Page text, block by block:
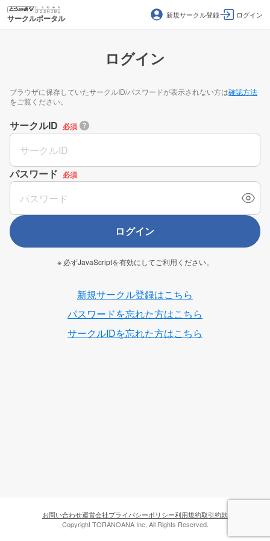
サークルポータル 新規サークル登録 ログイン
ログイン
ブラウザに保存していたサークルID/パスワードが表示されない方は確認方法
をご覧ください。
サークルID 必須
パスワード 必須
ログイン
※ 必ずJavaScriptを有効にしてご利用ください。
新規サークル登録はこちら
パスワードを忘れた方はこちら
サークルIDを忘れた方はこちら
お問い合わせ運営会社プライバシーポリシー利用規約取引約款
Copyright TORANOANA Inc, All Rights Reserved.